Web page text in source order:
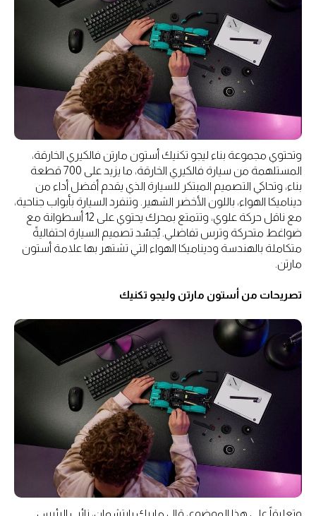
وتحتوي مجموعة بناء ليجو تكنيك أستون مارتن فالكيري الخارقة،
المستلهمة من سيارة فالكيري الخارقة، ما يزيد على 700 قطعة
بناء، وتحاكي التصميم المبتكر للسيارة الذي يقدم أفضل أداء من
ديناميكا الهواء، باللون الأخضر الشهير. وتنفرد السيارة بأبواب جناحية،
مع ناقل حركة علوي، وتتمتع بمحرك يحتوي على 12 أسطوانة مع
ضواغط متحركة وترس تفاضلي. يُجسّد تصميم السيارة احتفاليةً
متكاملة بالهندسة وديناميكا الهواء التي تشتهر بها علامة أستون
مارتن.
تصريحات من أستون مارتن وليجو تكنيك
وتعليقاً على هذا الموضوع، قال ماريك رايتشمان، نائب الرئيس